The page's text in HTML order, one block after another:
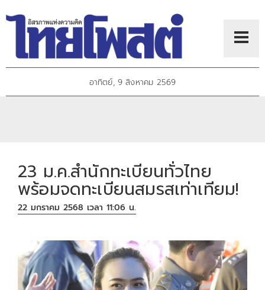
อาทิตย์, 9 สิงหาคม 2569
23 ม.ค.สำนักทะเบียนทั่วไทย
พร้อมจดทะเบียนสมรสเท่าเทียม!
22 มกราคม 2568 เวลา 11:06 น.